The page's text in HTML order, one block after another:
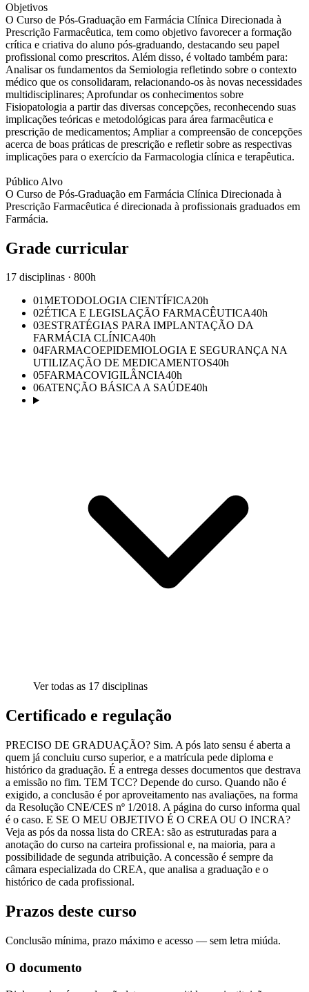
Objetivos
O Curso de Pós-Graduação em Farmácia Clínica Direcionada à
Prescrição Farmacêutica, tem como objetivo favorecer a formação
crítica e criativa do aluno pós-graduando, destacando seu papel
profissional como prescritos. Além disso, é voltado também para:
Analisar os fundamentos da Semiologia refletindo sobre o contexto
médico que os consolidaram, relacionando-os às novas necessidades
multidisciplinares; Aprofundar os conhecimentos sobre
Fisiopatologia a partir das diversas concepções, reconhecendo suas
implicações teóricas e metodológicas para área farmacêutica e
prescrição de medicamentos; Ampliar a compreensão de concepções
acerca de boas práticas de prescrição e refletir sobre as respectivas
implicações para o exercício da Farmacologia clínica e terapêutica.
Público Alvo
O Curso de Pós-Graduação em Farmácia Clínica Direcionada à
Prescrição Farmacêutica é direcionada à profissionais graduados em
Farmácia.
Grade curricular
17 disciplinas · 800h
01METODOLOGIA CIENTÍFICA20h
02ÉTICA E LEGISLAÇÃO FARMACÊUTICA40h
03ESTRATÉGIAS PARA IMPLANTAÇÃO DA
FARMÁCIA CLÍNICA40h
04FARMACOEPIDEMIOLOGIA E SEGURANÇA NA
UTILIZAÇÃO DE MEDICAMENTOS40h
05FARMACOVIGILÂNCIA40h
06ATENÇÃO BÁSICA A SAÚDE40h
Ver todas as 17 disciplinas
Certificado e regulação
PRECISO DE GRADUAÇÃO? Sim. A pós lato sensu é aberta a
quem já concluiu curso superior, e a matrícula pede diploma e
histórico da graduação. É a entrega desses documentos que destrava
a emissão no fim. TEM TCC? Depende do curso. Quando não é
exigido, a conclusão é por aproveitamento nas avaliações, na forma
da Resolução CNE/CES nº 1/2018. A página do curso informa qual
é o caso. E SE O MEU OBJETIVO É O CREA OU O INCRA?
Veja as pós da nossa lista do CREA: são as estruturadas para a
anotação do curso na carteira profissional e, na maioria, para a
possibilidade de segunda atribuição. A concessão é sempre da
câmara especializada do CREA, que analisa a graduação e o
histórico de cada profissional.
Prazos deste curso
Conclusão mínima, prazo máximo e acesso — sem letra miúda.
O documento